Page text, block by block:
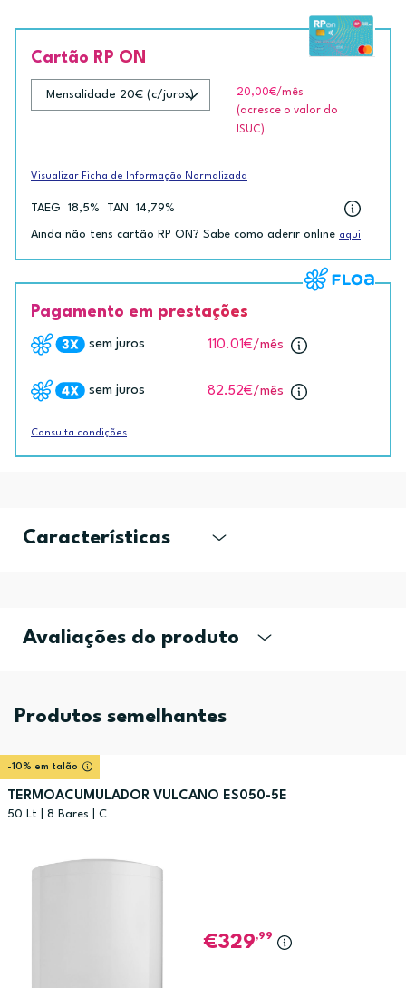
Cartão RP ON
20,00€/mês
(acresce o valor do
ISUC)
Visualizar Ficha de Informação Normalizada
TAEG 18,5% TAN 14,79%
Ainda não tens cartão RP ON? Sabe como aderir online aqui
Pagamento em prestações
sem juros 110.01€/mês
sem juros 82.52€/mês
Consulta condições
Características
Avaliações do produto
Produtos semelhantes
-10% em talão
TERMOACUMULADOR VULCANO ES050-5E
50 Lt | 8 Bares | C
329,99